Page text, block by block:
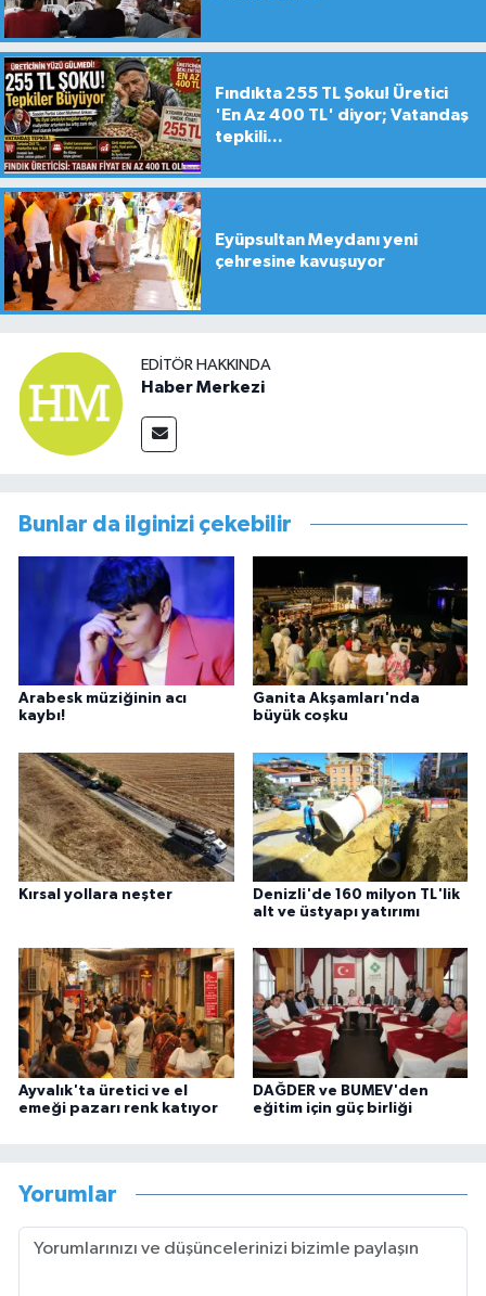
Fındıkta 255 TL Şoku! Üretici
'En Az 400 TL' diyor; Vatandaş
tepkili...
Eyüpsultan Meydanı yeni
çehresine kavuşuyor
EDITÖR HAKKINDA
Haber Merkezi
Bunlar da ilginizi çekebilir
Arabesk müziğinin acı
kaybı!
Ganita Akşamları'nda
büyük coşku
Kırsal yollara neşter
Denizli'de 160 milyon TL'lik
alt ve üstyapı yatırımı
Ayvalık'ta üretici ve el
emeği pazarı renk katıyor
DAĞDER ve BUMEV'den
eğitim için güç birliği
Yorumlar